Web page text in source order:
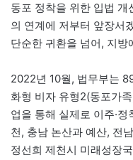
동포 정착을 위한 입법
의 연계에 저부터 앞장서
단순한 귀환을 넘어, 지방
2022년 10월, 법무부는
화형 비자 유형2(동포가
업을 통해 실제로 이주·
천, 충남 논산과 예산, 전
정선희 제천시 미래성장